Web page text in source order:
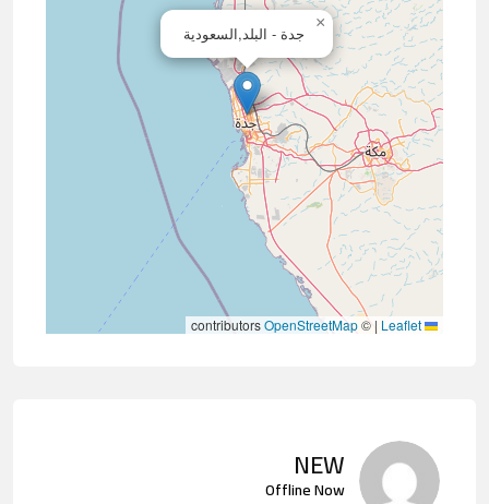
جدة - البلد,السعودية
×
|
©
OpenStreetMap
NEW
Offline Now